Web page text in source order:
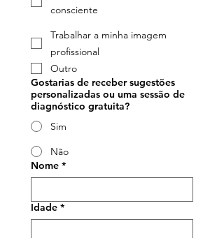
consciente
Trabalhar a minha imagem
profissional
Outro
Gostarias de receber sugestões
personalizadas ou uma sessão de
diagnóstico gratuita?
Sim
Não
Nome *
Idade *